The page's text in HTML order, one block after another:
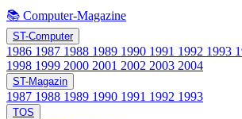
📚 Computer-Magazine
ST-Computer
1986 1987 1988 1989 1990 1991 1992 1993
1998 1999 2000 2001 2002 2003 2004
ST-Magazin
1987 1988 1989 1990 1991 1992 1993
TOS